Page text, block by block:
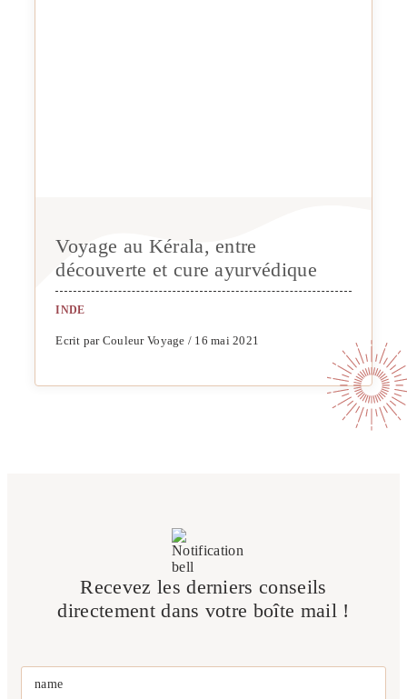
Voyage au Kérala, entre
découverte et cure ayurvédique
INDE
Ecrit par Couleur Voyage / 16 mai 2021
Recevez les derniers conseils
directement dans votre boîte mail !
name